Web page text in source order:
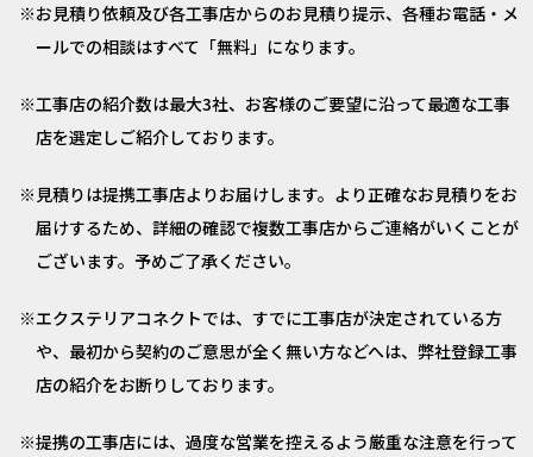
お見積り依頼及び各工事店からのお見積り提示、各種お電話・メ
ールでの相談はすべて「無料」になります。
工事店の紹介数は最大3社、お客様のご要望に沿って最適な工事
店を選定しご紹介しております。
見積りは提携工事店よりお届けします。より正確なお見積りをお
届けするため、詳細の確認で複数工事店からご連絡がいくことが
ございます。予めご了承ください。
エクステリアコネクトでは、すでに工事店が決定されている方
や、最初から契約のご意思が全く無い方などへは、弊社登録工事
店の紹介をお断りしております。
提携の工事店には、過度な営業を控えるよう厳重な注意を行って